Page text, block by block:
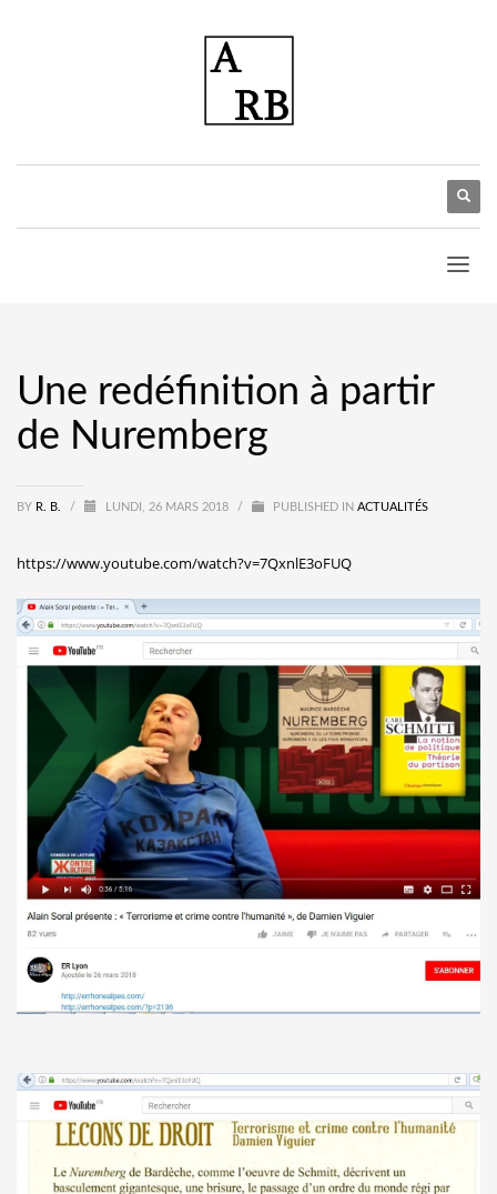
Une redéfinition à partir
de Nuremberg
BY R. B. / LUNDI, 26 MARS 2018 / PUBLISHED IN ACTUALITÉS
https://www.youtube.com/watch?v=7QxnlE3oFUQ